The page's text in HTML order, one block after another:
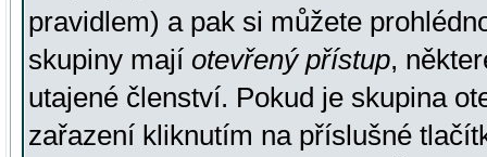
pravidlem) a pak si můžete
skupiny mají otevřený přístup,
utajené členství. Pokud je skupina
zařazení kliknutím na příslušné